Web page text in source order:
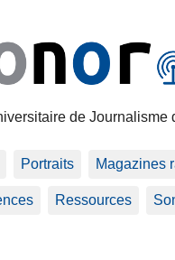
de Journalisme
Portraits Magazines
Ressources